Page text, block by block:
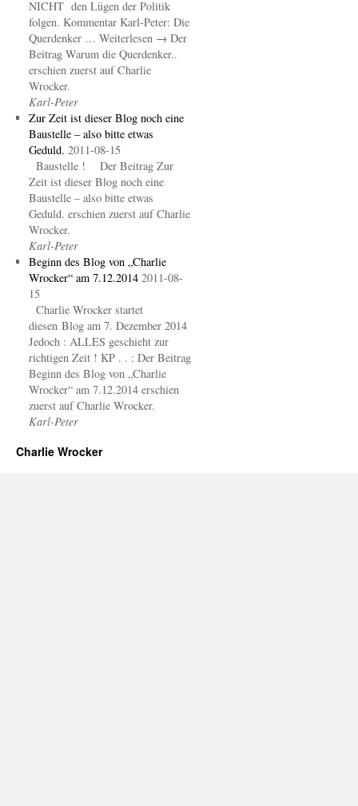
NICHT den Lügen der Politik
folgen. Kommentar Karl-Peter: Die
Querdenker … Weiterlesen → Der
Beitrag Warum die Querdenker..
erschien zuerst auf Charlie
Wrocker.
Karl-Peter
Zur Zeit ist dieser Blog noch eine
Baustelle – also bitte etwas
Geduld. 2011-08-15
Baustelle ! Der Beitrag Zur
Zeit ist dieser Blog noch eine
Baustelle – also bitte etwas
Geduld. erschien zuerst auf Charlie
Wrocker.
Karl-Peter
Beginn des Blog von „Charlie
Wrocker“ am 7.12.2014 2011-08-
15
Charlie Wrocker startet
diesen Blog am 7. Dezember 2014
Jedoch : ALLES geschieht zur
richtigen Zeit ! KP . . : Der Beitrag
Beginn des Blog von „Charlie
Wrocker“ am 7.12.2014 erschien
zuerst auf Charlie Wrocker.
Karl-Peter
Charlie Wrocker